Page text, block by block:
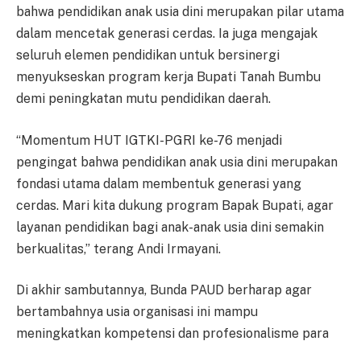
bahwa pendidikan anak usia dini merupakan pilar utama
dalam mencetak generasi cerdas. Ia juga mengajak
seluruh elemen pendidikan untuk bersinergi
menyukseskan program kerja Bupati Tanah Bumbu
demi peningkatan mutu pendidikan daerah.
“Momentum HUT IGTKI-PGRI ke-76 menjadi
pengingat bahwa pendidikan anak usia dini merupakan
fondasi utama dalam membentuk generasi yang
cerdas. Mari kita dukung program Bapak Bupati, agar
layanan pendidikan bagi anak-anak usia dini semakin
berkualitas,” terang Andi Irmayani.
Di akhir sambutannya, Bunda PAUD berharap agar
bertambahnya usia organisasi ini mampu
meningkatkan kompetensi dan profesionalisme para